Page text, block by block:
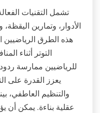
تشمل التقنيات
الأدوار، وتمارين
هذه الطرق الرياضيين
التوتر أثناء
للرياضيين ممارسة
يعزز القدرة على
والتنظيم العاطفي،
عقلية بناءة. يمكن أن